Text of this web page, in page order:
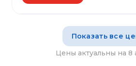
Показать все
Цены актуальны на 8